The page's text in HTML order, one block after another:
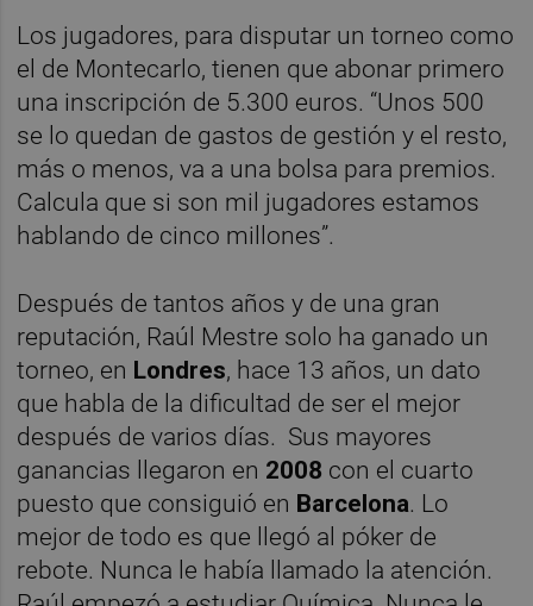
Los jugadores, para disputar un torneo como
el de Montecarlo, tienen que abonar primero
una inscripción de 5.300 euros. “Unos 500
se lo quedan de gastos de gestión y el resto,
más o menos, va a una bolsa para premios.
Calcula que si son mil jugadores estamos
hablando de cinco millones”.
Después de tantos años y de una gran
reputación, Raúl Mestre solo ha ganado un
torneo, en Londres, hace 13 años, un dato
que habla de la dificultad de ser el mejor
después de varios días. Sus mayores
ganancias llegaron en 2008 con el cuarto
puesto que consiguió en Barcelona. Lo
mejor de todo es que llegó al póker de
rebote. Nunca le había llamado la atención.